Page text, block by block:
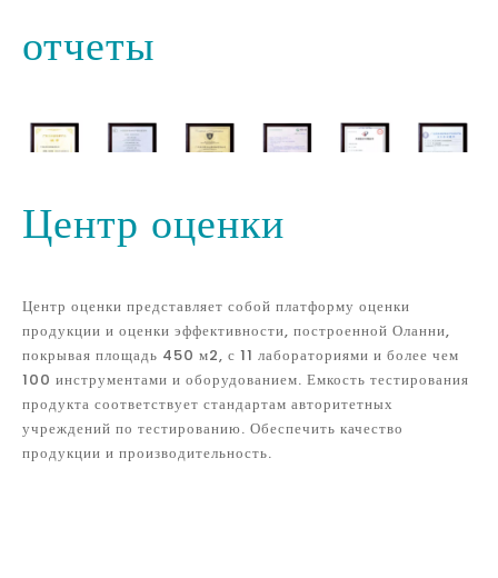
отчеты
Центр оценки
Центр оценки представляет собой платформу оценки
продукции и оценки эффективности, построенной Оланни,
покрывая площадь 450 м2, с 11 лабораториями и более чем
100 инструментами и оборудованием. Емкость тестирования
продукта соответствует стандартам авторитетных
учреждений по тестированию. Обеспечить качество
продукции и производительность.